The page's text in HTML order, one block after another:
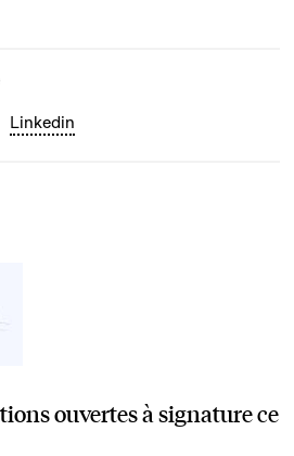
Linkedin
ouvertes à signature ce